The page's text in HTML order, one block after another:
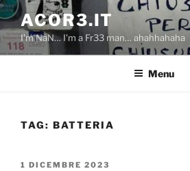
Salta
al
contenuto
ACOR3.IT
I'm NaN… I'm a Fr33 man… ahahhahaha
Menu
TAG: BATTERIA
PUBBLICATO
1 DICEMBRE 2023